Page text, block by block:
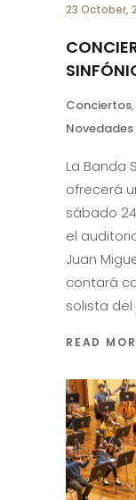
23 October,
Conciertos,
Novedades
La Banda
ofrecerá
sábado
el
Juan
contará
solista
READ